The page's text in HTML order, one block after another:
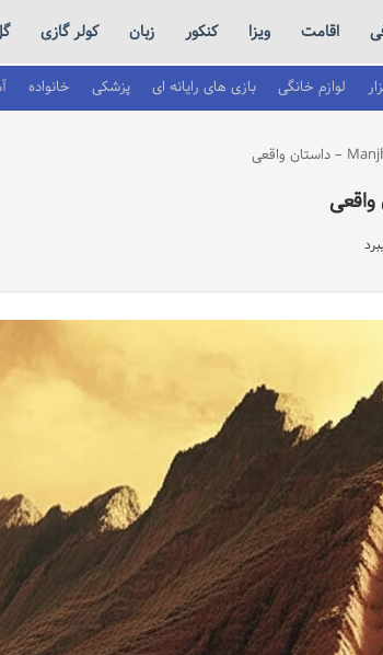
اقامت ویزا کنکور زبان کولر گازی
لوازم خانگی بازی های رایانه ای پزشکی خانواده